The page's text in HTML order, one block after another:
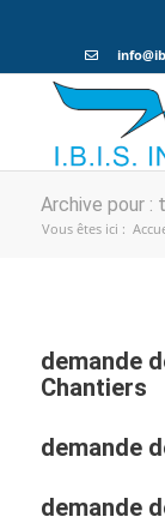
Archive pour :
Vous êtes ici :
demande
Chantiers
demande
demande